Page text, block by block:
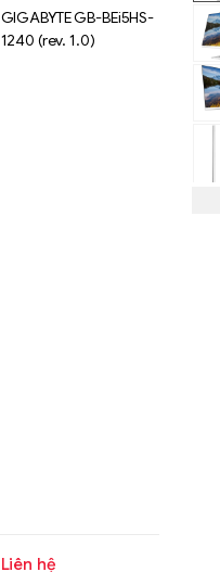
GIGABYTE GB-BEi5HS-
1240 (rev. 1.0)
Liên hệ